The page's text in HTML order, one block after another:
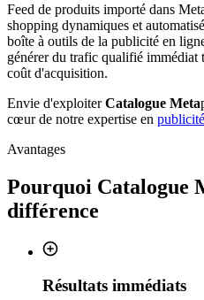
Feed de produits importé dans
shopping dynamiques et
boîte à outils de la publicité en
générer du trafic qualifié immédiat
coût d'acquisition.
Envie d'exploiterCatalogue Meta
cœur de notre expertise en
Avantages
Pourquoi Catalogue
différence
Résultats immédiats